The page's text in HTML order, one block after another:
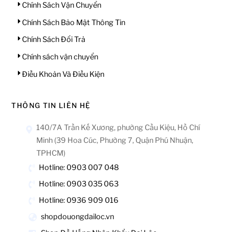
Chính Sách Vận Chuyển
Chính Sách Bảo Mật Thông Tin
Chính Sách Đổi Trả
Chính sách vận chuyển
Điều Khoản Và Điều Kiện
THÔNG TIN LIÊN HỆ
140/7A Trần Kế Xương, phường Cầu Kiệu, Hồ Chí
Minh (39 Hoa Cúc, Phường 7, Quận Phú Nhuận,
TPHCM)
Hotline: 0903 007 048
Hotline: 0903 035 063
Hotline: 0936 909 016
shopdouongdailoc.vn